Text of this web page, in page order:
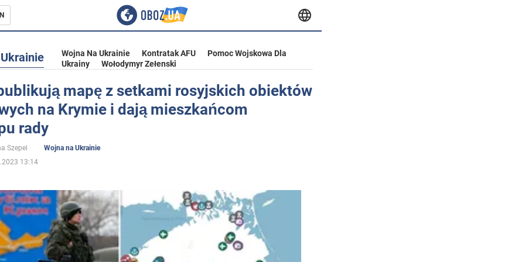
Ukrainie
Wojna Na Ukrainie Kontratak AFU
Pomoc Wojskowa Dla
Ukrainy
Wołodymyr Zełenski
mapę z setkami rosyjskich obiektów
na Krymie i dają mieszkańcom
rady
Szepel
Wojna na Ukrainie
13:14